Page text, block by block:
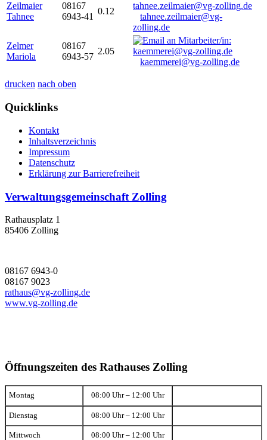
Zeilmaier
Tahnee
08167
6943-41
0.12
tahnee.zeilmaier@vg-
zolling.de
Zelmer
Mariola
08167
6943-57
2.05
kaemmerei@vg-zolling.de
drucken nach oben
Quicklinks
Kontakt
Inhaltsverzeichnis
Impressum
Datenschutz
Erklärung zur Barrierefreiheit
Verwaltungsgemeinschaft Zolling
Rathausplatz 1
85406 Zolling
08167 6943-0
08167 9023
rathaus@vg-zolling.de
www.vg-zolling.de
Öffnungszeiten des Rathauses Zolling
Montag 08:00 Uhr – 12:00 Uhr
Dienstag 08:00 Uhr – 12:00 Uhr
Mittwoch 08:00 Uhr – 12:00 Uhr